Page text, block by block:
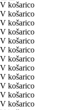
V košarico
V košarico
V košarico
V košarico
V košarico
V košarico
V košarico
V košarico
V košarico
V košarico
V košarico
V košarico